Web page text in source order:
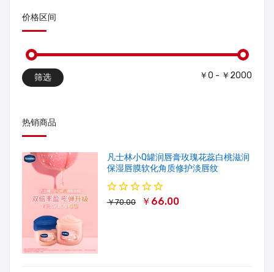
价格区间
筛选 ￥0 - ￥2000
热销商品
凡士林小Q罐润唇膏玫瑰花蕊白桃滋润
保湿唇膜软化角质修护淡唇纹
￥70.00 ￥66.00